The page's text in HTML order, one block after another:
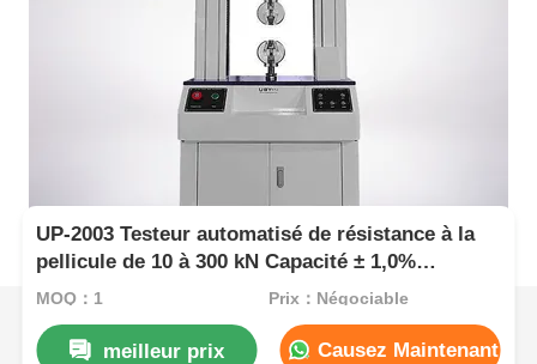
UP-2003 Testeur automatisé de résistance à la
pellicule de 10 à 300 kN Capacité ± 1,0%
Précision conforme à la norme ASTM D3330
MOQ：1 Prix：Négociable
meilleur prix Causez Maintenant